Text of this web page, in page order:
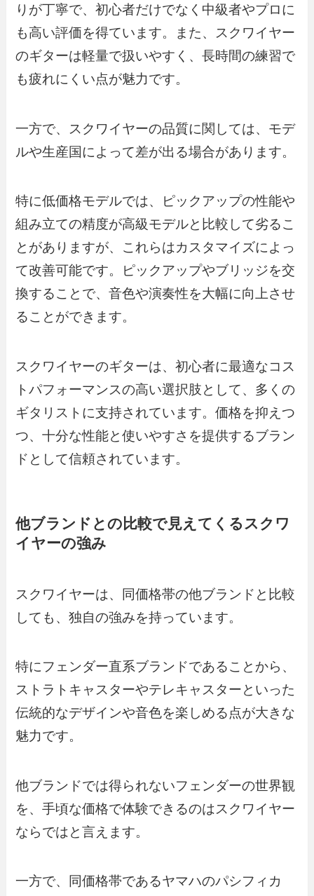
りが丁寧で、初心者だけでなく中級者やプロに
も高い評価を得ています。また、スクワイヤー
のギターは軽量で扱いやすく、長時間の練習で
も疲れにくい点が魅力です。
一方で、スクワイヤーの品質に関しては、モデ
ルや生産国によって差が出る場合があります。
特に低価格モデルでは、ピックアップの性能や
組み立ての精度が高級モデルと比較して劣るこ
とがありますが、これらはカスタマイズによっ
て改善可能です。ピックアップやブリッジを交
換することで、音色や演奏性を大幅に向上させ
ることができます。
スクワイヤーのギターは、初心者に最適なコス
トパフォーマンスの高い選択肢として、多くの
ギタリストに支持されています。価格を抑えつ
つ、十分な性能と使いやすさを提供するブラン
ドとして信頼されています。
他ブランドとの比較で見えてくるスクワ
イヤーの強み
スクワイヤーは、同価格帯の他ブランドと比較
しても、独自の強みを持っています。
特にフェンダー直系ブランドであることから、
ストラトキャスターやテレキャスターといった
伝統的なデザインや音色を楽しめる点が大きな
魅力です。
他ブランドでは得られないフェンダーの世界観
を、手頃な価格で体験できるのはスクワイヤー
ならではと言えます。
一方で、同価格帯であるヤマハのパシフィカ